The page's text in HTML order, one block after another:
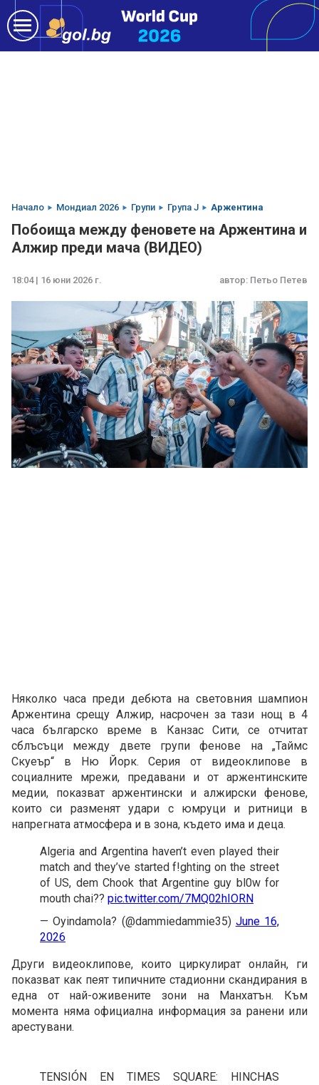
Начало Мондиал 2026 Групи Група J Аржентина
Побоища между феновете на Аржентина и
Алжир преди мача (ВИДЕО)
18:04 | 16 юни 2026 г. автор: Петьо Петев
Няколко часа преди дебюта на световния шампион
Аржентина срещу Алжир, насрочен за тази нощ в 4
часа българско време в Канзас Сити, се отчитат
сблъсъци между двете групи фенове на „Таймс
Скуеър“ в Ню Йорк. Серия от видеоклипове в
социалните мрежи, предавани и от аржентинските
медии, показват аржентински и алжирски фенове,
които си разменят удари с юмруци и ритници в
напрегната атмосфера и в зона, където има и деца.
Algeria and Argentina haven’t even played their
match and they’ve started f!ghting on the street
of US, dem Chook that Argentine guy bl0w for
mouth chai?? pic.twitter.com/7MQ02hIORN
— Oyindamola? (@dammiedammie35) June 16,
2026
Други видеоклипове, които циркулират онлайн, ги
показват как пеят типичните стадионни скандирания в
една от най-оживените зони на Манхатън. Към
момента няма официална информация за ранени или
арестувани.
TENSIÓN EN TIMES SQUARE: HINCHAS